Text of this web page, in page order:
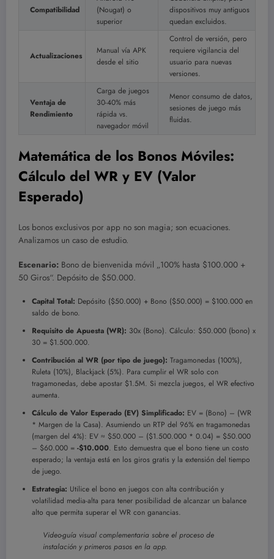
Compatibilidad
(Nougat) o
superior
dispositivos muy antiguos
quedan excluidos.
Actualizaciones
Manual vía APK
desde el sitio
Control de versión, pero
requiere vigilancia del
usuario para nuevas
versiones.
Ventaja de
Rendimiento
Carga de juegos
30-40% más
rápida vs.
navegador móvil
Menor consumo de datos,
sesiones de juego más
fluidas.
Matemática de los Bonos Móviles:
Cálculo del WR y EV (Valor
Esperado)
Los bonos exclusivos por app no son magia; son ecuaciones.
Analizamos un caso de estudio.
Escenario: Bono de bienvenida móvil „100% hasta $100.000 +
50 Giros“. Depósito de $50.000.
Capital Total: Depósito ($50.000) + Bono ($50.000) = $100.000 en
saldo de bono.
Requisito de Apuesta (WR): 30x (Bono). Cálculo: $50.000 (bono) x
30 = $1.500.000.
Contribución al WR (por tipo de juego): Tragamonedas (100%),
Ruleta (10%), Blackjack (5%). Para cumplir el WR solo con
tragamonedas, debe apostar $1.5M. Si mezcla juegos, el WR efectivo
aumenta.
Cálculo de Valor Esperado (EV) Simplificado: EV = (Bono) – (WR
* Margen de la Casa). Asumiendo un RTP del 96% en tragamonedas
(margen del 4%): EV ≈ $50.000 – ($1.500.000 * 0.04) = $50.000
– $60.000 = -$10.000. Esto demuestra que el bono tiene un costo
esperado; la ventaja está en los giros gratis y la extensión del tiempo
de juego.
Estrategia: Utilice el bono en juegos con alta contribución y
volatilidad media-alta para tener posibilidad de alcanzar un balance
alto que permita superar el WR con ganancias.
Video-guía visual complementaria sobre el proceso de
instalación y primeros pasos en la app.